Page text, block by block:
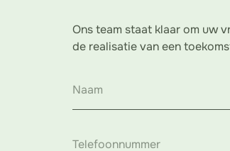
Ons team staat klaar om uw
de realisatie van een